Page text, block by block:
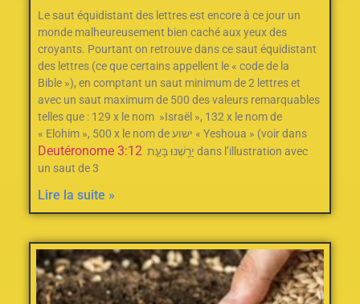
Le saut équidistant des lettres est encore à ce jour un
monde malheureusement bien caché aux yeux des
croyants. Pourtant on retrouve dans ce saut équidistant
des lettres (ce que certains appellent le « code de la
Bible »), en comptant un saut minimum de 2‭ ‬lettres et
avec un saut maximum de 500‭ des valeurs remarquables
telles que : ‬129‭ ‬x le nom‭ ‬ »Israël »‭, ‬132‭ ‬x le nom de
« Elohim »‭, ‬500‭ ‬x le nom de ישוע « Yeshoua » (voir dans
Deutéronome 3:12יָרַ֖שְׁנוּ בָּעֵ֣ת dans l’illustration avec
un saut de 3
Lire la suite »